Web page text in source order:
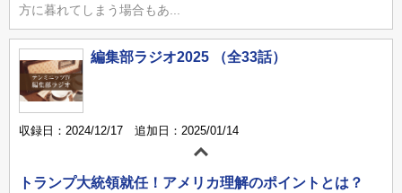
方に暮れてしまう場合もあ...
編集部ラジオ2025 （全33話）
収録日：2024/12/17 追加日：2025/01/14
トランプ大統領就任！アメリカ理解のポイントとは？